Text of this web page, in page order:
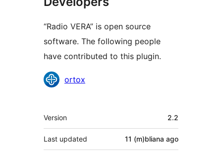
“Radio VERA” is open source
software. The following people
have contributed to this plugin.
Contributors
ortox
Meta
Version 2.2
Last updated 11 (m)bliana ago